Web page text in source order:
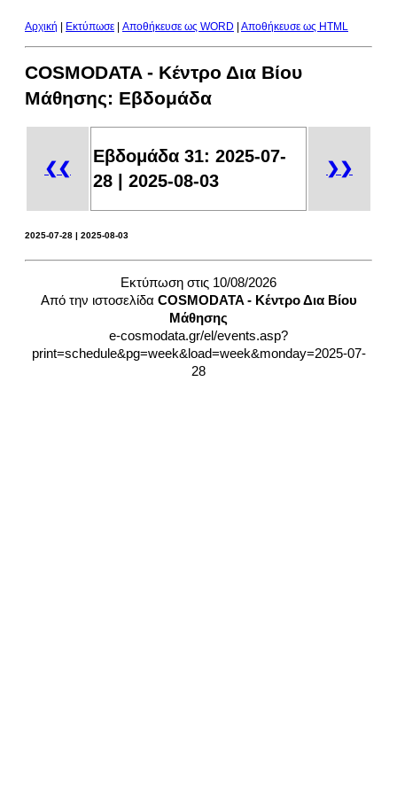
Αρχική Εκτύπωσε Aποθήκευσε ως WORD Aποθήκευσε ως HTML
COSMODATA - Κέντρο Δια Βίου
Μάθησης: Eβδομάδα
❮❮
Eβδομάδα 31: 2025-07-
28 | 2025-08-03
❯❯
2025-07-28 | 2025-08-03
Εκτύπωση στις 10/08/2026
Από την ιστοσελίδα COSMODATA - Κέντρο Δια Βίου
Μάθησης
e-cosmodata.gr/el/events.asp?
print=schedule&pg=week&load=week&monday=2025-07-
28